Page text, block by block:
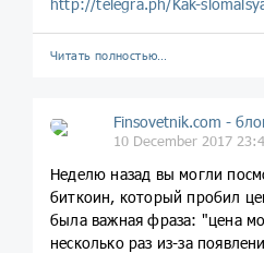
Читать полностью…
Finsovetnik.com -
10 December 2017
Неделю назад вы могли
биткоин, который пробил
была важная фраза: "цена
несколько раз из-за